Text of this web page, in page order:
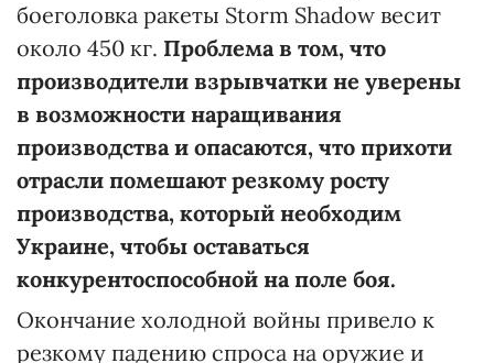
боеголовка ракеты Storm Shadow весит
около 450 кг. Проблема в том, что
производители взрывчатки не уверены
в возможности наращивания
производства и опасаются, что прихоти
отрасли помешают резкому росту
производства, который необходим
Украине, чтобы оставаться
конкурентоспособной на поле боя.
Окончание холодной войны привело к
резкому падению спроса на оружие и